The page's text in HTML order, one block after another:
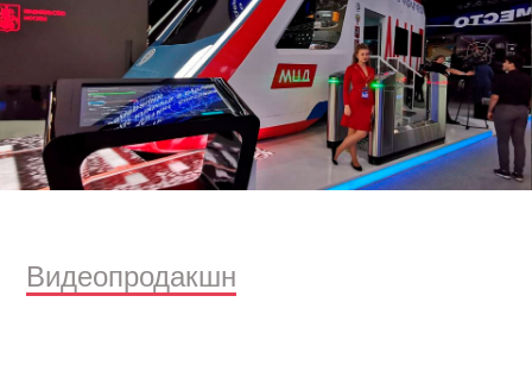
Видеопродакшн